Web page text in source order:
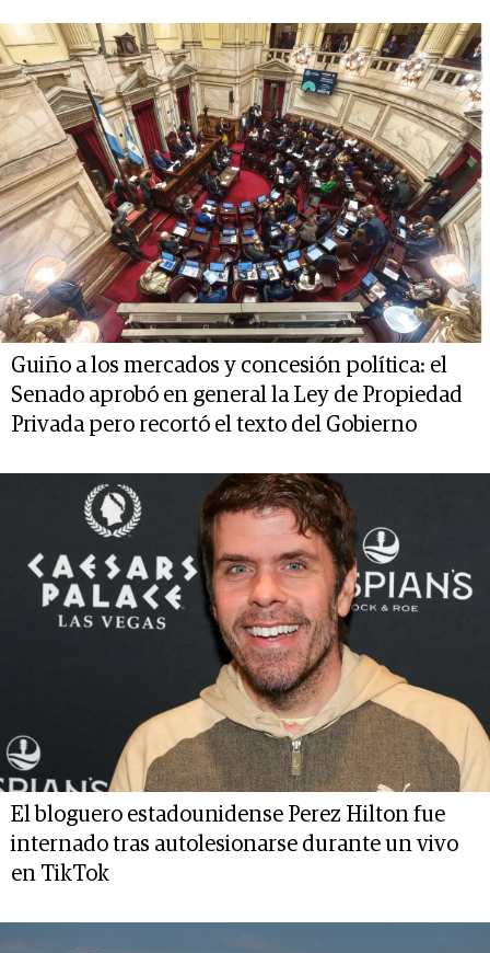
Guiño a los mercados y concesión política: el
Senado aprobó en general la Ley de Propiedad
Privada pero recortó el texto del Gobierno
El bloguero estadounidense Perez Hilton fue
internado tras autolesionarse durante un vivo
en TikTok